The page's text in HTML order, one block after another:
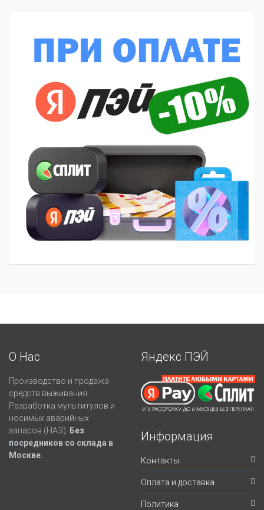
О Нас
Производство и продажа
средств выживания.
Разработка мультитулов и
носимых аварийных
запасов (НАЗ).
Без
посредников со склада в
Москве.
Яндекс ПЭЙ
Информация
Контакты
Оплата и доставка
Политика